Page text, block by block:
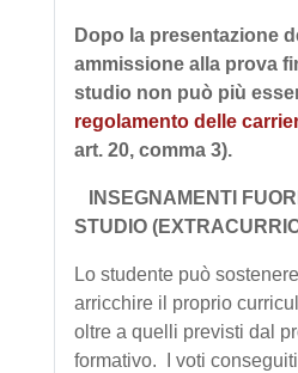
Dopo la presentazione
ammissione alla prova
studio non può più
regolamento delle
art. 20, comma 3).
INSEGNAMENTI
STUDIO
Lo studente può
arricchire il proprio
oltre a quelli previsti dal
formativo. I voti